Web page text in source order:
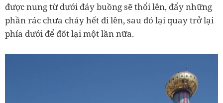
được nung từ dưới đáy buồng sẽ thổi lên, đẩy những
phần rác chưa cháy hết đi lên, sau đó lại quay trở lại
phía dưới để đốt lại một lần nữa.